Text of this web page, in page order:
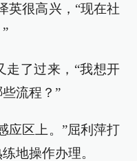
英很高兴，“现在社
走了过来，“我想开
流程？”
应区上。”屈利萍打
地操作办理。